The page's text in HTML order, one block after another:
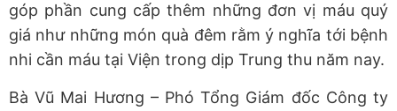
góp phần cung cấp thêm những đơn vị máu quý
giá như những món quà đêm rằm ý nghĩa tới bệnh
nhi cần máu tại Viện trong dịp Trung thu năm nay.
Bà Vũ Mai Hương – Phó Tổng Giám đốc Công ty